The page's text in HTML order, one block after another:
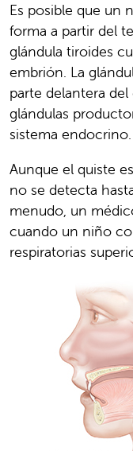
Es posible que un
forma a partir del
glándula tiroides
embrión. La
parte delantera
glándulas
sistema endocrino.
Aunque el quiste
no se detecta
menudo, un
cuando un niño
respiratorias